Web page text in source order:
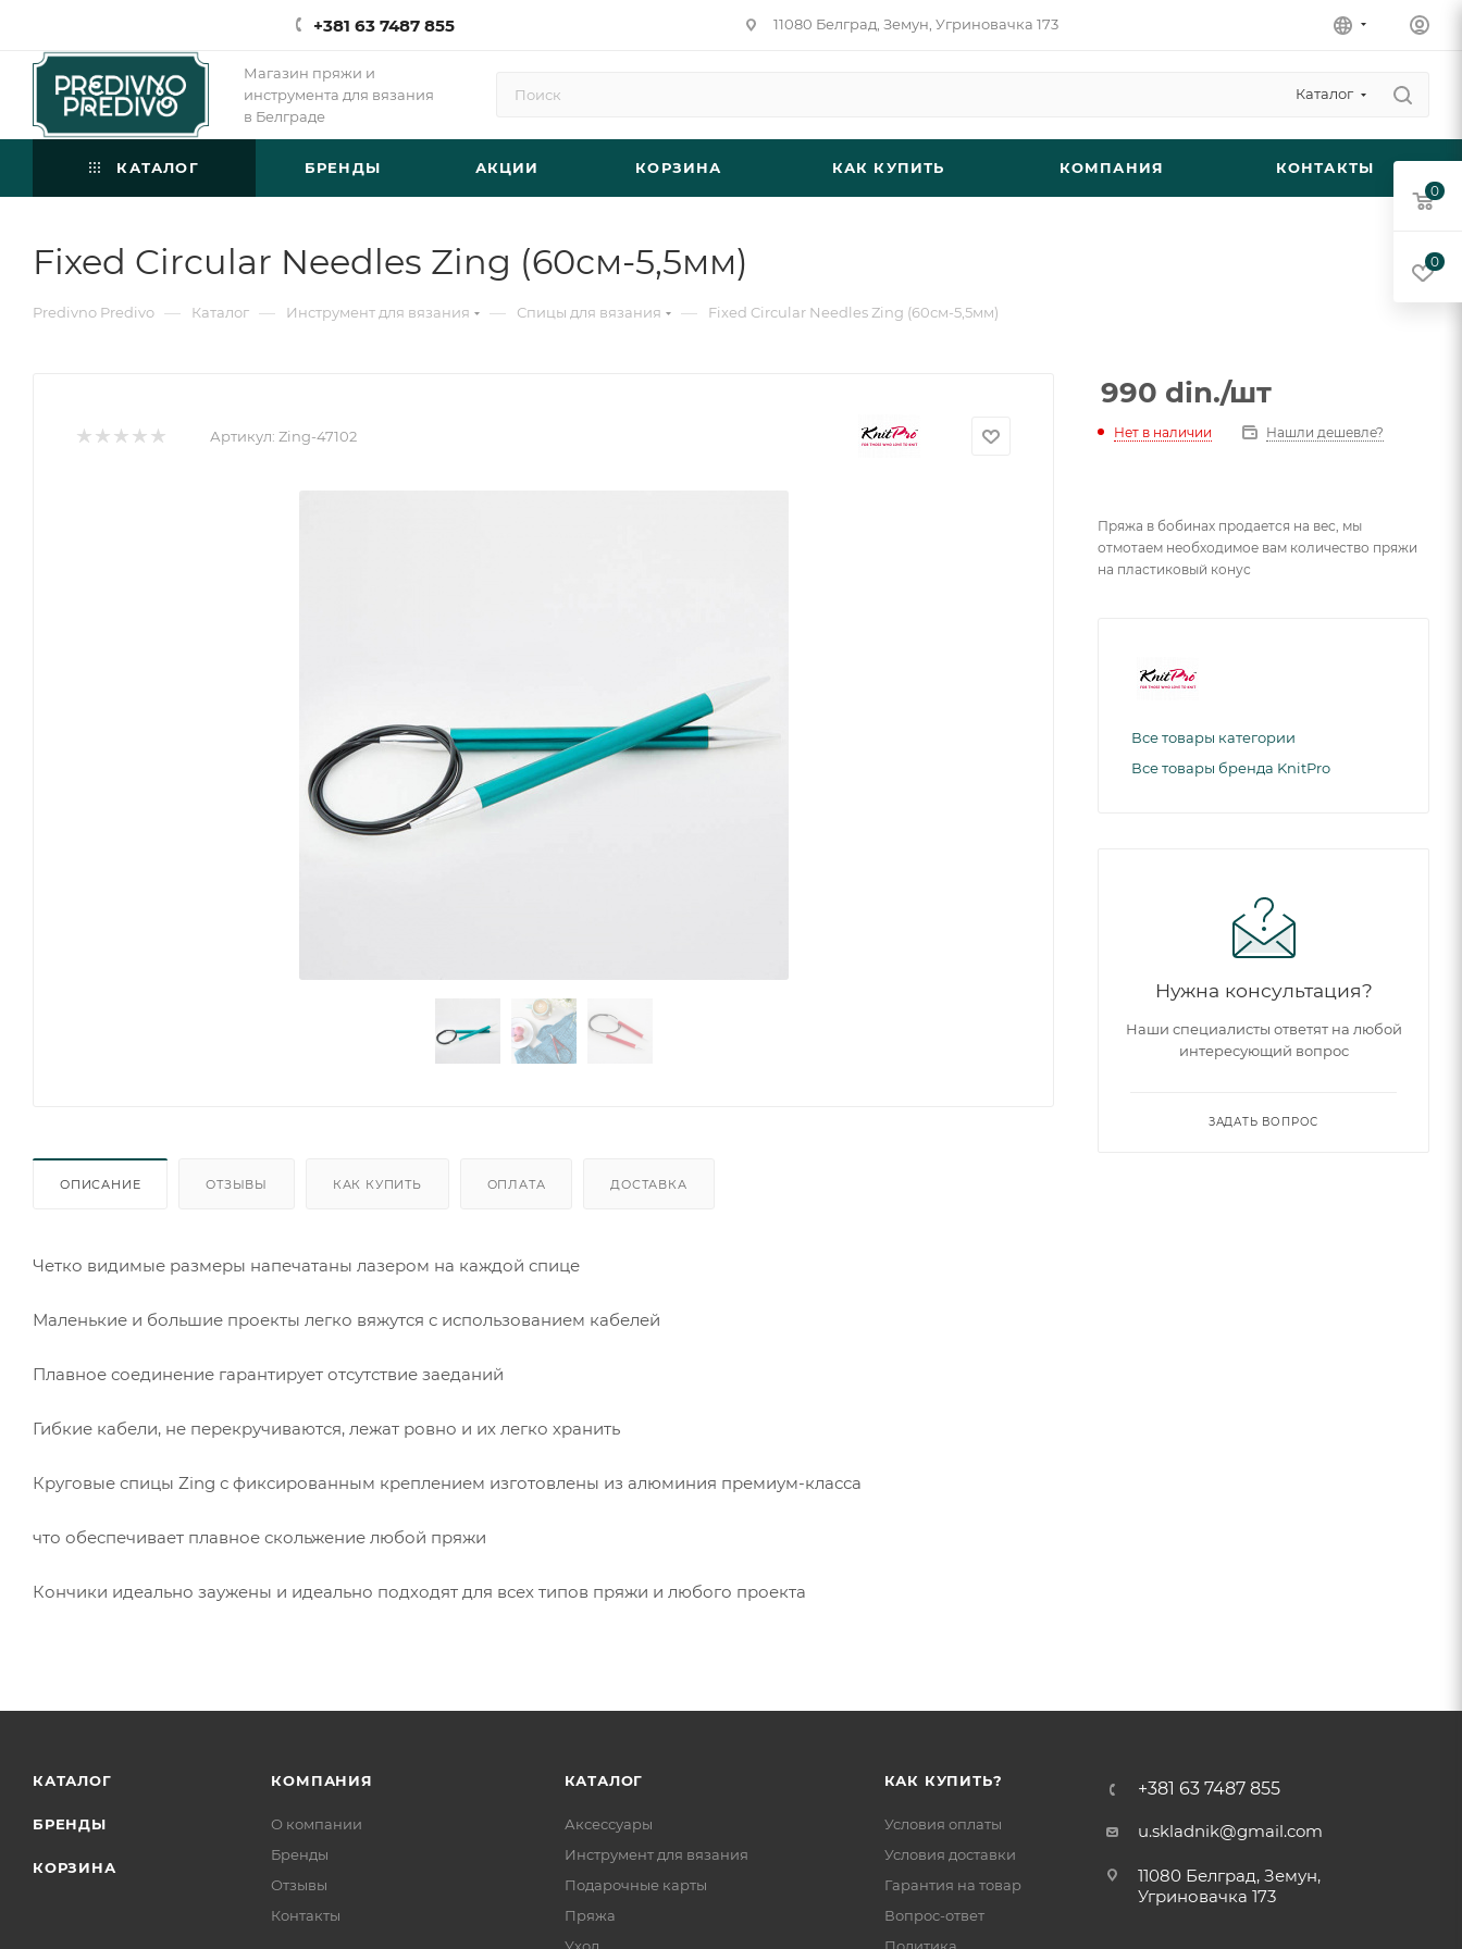
+381 63 7487 855 11080 Белград, Земун, Угриновачка 173
Магазин пряжи и
инструмента для вязания
в Белграде
Каталог
КАТАЛОГ БРЕНДЫ АКЦИИ КОРЗИНА КАК КУПИТЬ КОМПАНИЯ КОНТАКТЫ
Fixed Circular Needles Zing (60см-5,5мм)
Predivno Predivo — Каталог — Инструмент для вязания — Спицы для вязания — Fixed Circular Needles Zing (60см-5,5мм)
Артикул: Zing-47102
ОПИСАНИЕ ОТЗЫВЫ КАК КУПИТЬ ОПЛАТА ДОСТАВКА
Четко видимые размеры напечатаны лазером на каждой спице
Маленькие и большие проекты легко вяжутся с использованием кабелей
Плавное соединение гарантирует отсутствие заеданий
Гибкие кабели, не перекручиваются, лежат ровно и их легко хранить
Круговые спицы Zing с фиксированным креплением изготовлены из алюминия премиум-класса
что обеспечивает плавное скольжение любой пряжи
Кончики идеально заужены и идеально подходят для всех типов пряжи и любого проекта
990 din./шт
Нет в наличии Нашли дешевле?
Пряжа в бобинах продается на вес, мы
отмотаем необходимое вам количество пряжи
на пластиковый конус
Все товары категории
Все товары бренда KnitPro
Нужна консультация?
Наши специалисты ответят на любой
интересующий вопрос
ЗАДАТЬ ВОПРОС
КАТАЛОГ
БРЕНДЫ
КОРЗИНА
КОМПАНИЯ
О компании
Бренды
Отзывы
Контакты
КАТАЛОГ
Аксессуары
Инструмент для вязания
Подарочные карты
Пряжа
КАК КУПИТЬ?
Условия оплаты
Условия доставки
Гарантия на товар
Вопрос-ответ
+381 63 7487 855
u.skladnik@gmail.com
11080 Белград, Земун,
Угриновачка 173
0
0